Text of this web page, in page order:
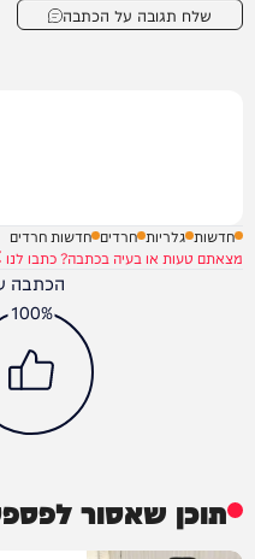
שלח תגובה על הכתבה
חדשות גלריות חרדים חדשות חרדים
מצאתם טעות או בעיה בכתבה? כתבו לנו
הכתבה
100%
תוכן שאסור